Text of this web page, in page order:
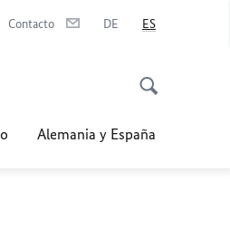
Contacto DE ES
Alemania y España